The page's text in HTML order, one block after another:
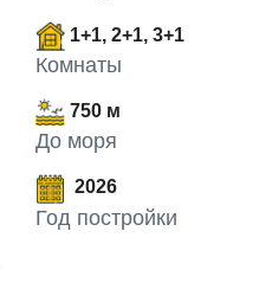
1+1, 2+1, 3+1
Комнаты
750 м
До моря
2026
Год постройки